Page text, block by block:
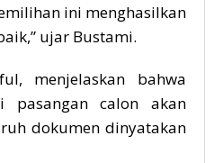
ini menghasilkan
ujar Bustami.
menjelaskan bahwa
pasangan calon akan
dokumen dinyatakan